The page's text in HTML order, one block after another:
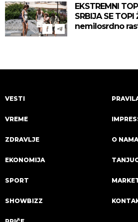
EKSTREMNI
SRBIJA SE
nemilosrdno
VESTI
VREME
ZDRAVLJE
EKONOMIJA
SPORT
SHOWBIZZ
O NAMA